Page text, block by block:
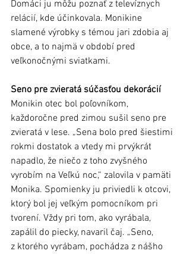
Domáci ju môžu poznať z televíznych
relácií, kde účinkovala. Monikine
slamené výrobky s témou jari zdobia aj
obce, a to najmä v období pred
veľkonočnými sviatkami.
Seno pre zvieratá súčasťou dekorácií
Monikin otec bol poľovníkom,
každoročne pred zimou sušil seno pre
zvieratá v lese. „Sena bolo pred šiestimi
rokmi dostatok a vtedy mi prvýkrát
napadlo, že niečo z toho zvyšného
vyrobím na Veľkú noc,“ zalovila v pamäti
Monika. Spomienky ju priviedli k otcovi,
ktorý bol jej veľkým pomocníkom pri
tvorení. Vždy pri tom, ako vyrábala,
zapálil do piecky, navaril čaj. „Seno,
z ktorého vyrábam, pochádza z nášho